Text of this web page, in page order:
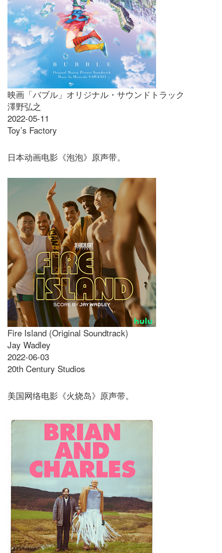
映画「バブル」オリジナル・サウンドトラック
澤野弘之
2022-05-11
Toy’s Factory
日本动画电影《泡泡》原声带。
Fire Island (Original Soundtrack)
Jay Wadley
2022-06-03
20th Century Studios
美国网络电影《火烧岛》原声带。